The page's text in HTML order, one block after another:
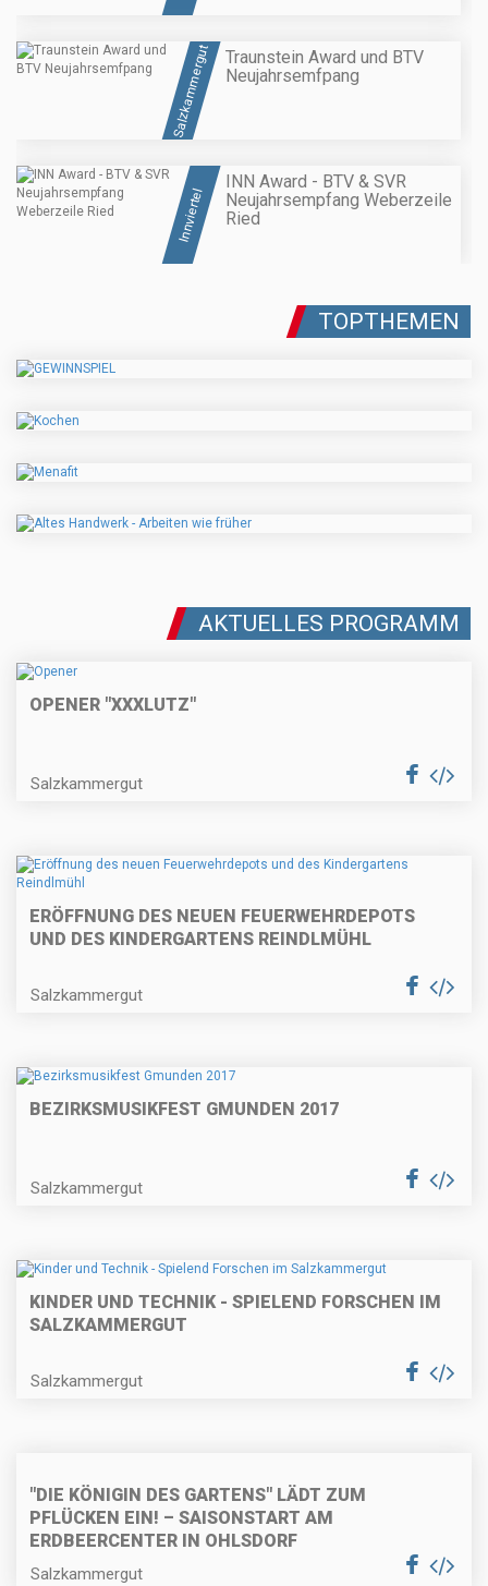
Salzkammergut
Traunstein Award und BTV
Neujahrsemfpang
Innviertel
INN Award - BTV & SVR
Neujahrsempfang Weberzeile
Ried
TOPTHEMEN
AKTUELLES PROGRAMM
OPENER "XXXLUTZ"
Salzkammergut
ERÖFFNUNG DES NEUEN FEUERWEHRDEPOTS
UND DES KINDERGARTENS REINDLMÜHL
Salzkammergut
BEZIRKSMUSIKFEST GMUNDEN 2017
Salzkammergut
KINDER UND TECHNIK - SPIELEND FORSCHEN IM
SALZKAMMERGUT
Salzkammergut
"DIE KÖNIGIN DES GARTENS" LÄDT ZUM
PFLÜCKEN EIN! – SAISONSTART AM
ERDBEERCENTER IN OHLSDORF
Salzkammergut